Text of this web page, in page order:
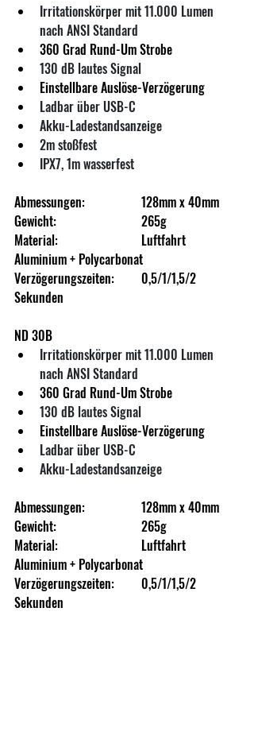
Irritationskörper mit 11.000 Lumen
nach ANSI Standard
360 Grad Rund-Um Strobe
130 dB lautes Signal
Einstellbare Auslöse-Verzögerung
Ladbar über USB-C
Akku-Ladestandsanzeige
2m stoßfest
IPX7, 1m wasserfest
Abmessungen: 		128mm x 40mm
Gewicht:			265g
Material:			Luftfahrt
Aluminium + Polycarbonat
Verzögerungszeiten:	0,5/1/1,5/2
Sekunden
ND 30B
Irritationskörper mit 11.000 Lumen
nach ANSI Standard
360 Grad Rund-Um Strobe
130 dB lautes Signal
Einstellbare Auslöse-Verzögerung
Ladbar über USB-C
Akku-Ladestandsanzeige
Abmessungen: 		128mm x 40mm
Gewicht:			265g
Material:			Luftfahrt
Aluminium + Polycarbonat
Verzögerungszeiten:	0,5/1/1,5/2
Sekunden